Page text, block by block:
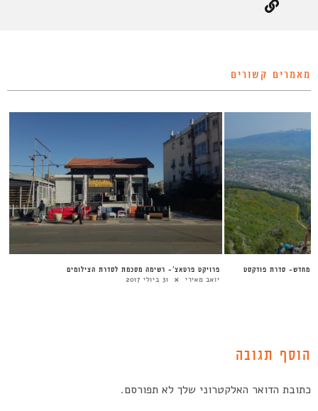
מאמרים קשורים
פרויקט פרטאצ’- רשימה מסכמת לסדרת הצילומים
יואב מאירי 31 ביולי 2017
מחדש- סדרת פודקסט
הוסף תגובה
כתובת הדואר האלקטרוני שלך לא תפורסם.